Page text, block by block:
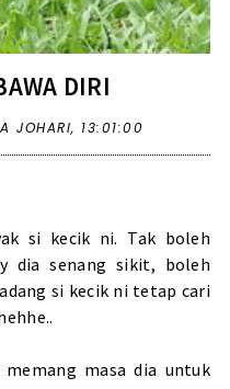
DIRI
JOHARI, 13:01:00
si kecik ni. Tak boleh
dia senang sikit, boleh
si kecik ni tetap cari
masa dia untuk